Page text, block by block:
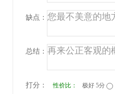
缺点：
总结：
打分： 性价比： 极好 5分